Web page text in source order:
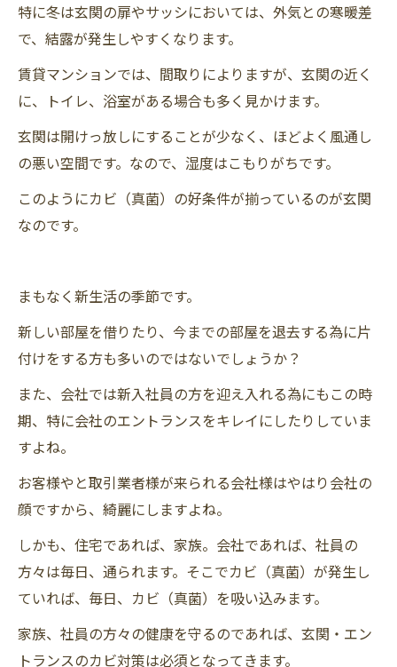
特に冬は玄関の扉やサッシにおいては、外気との寒暖差
で、結露が発生しやすくなります。
賃貸マンションでは、間取りによりますが、玄関の近く
に、トイレ、浴室がある場合も多く見かけます。
玄関は開けっ放しにすることが少なく、ほどよく風通し
の悪い空間です。なので、湿度はこもりがちです。
このようにカビ（真菌）の好条件が揃っているのが玄関
なのです。
まもなく新生活の季節です。
新しい部屋を借りたり、今までの部屋を退去する為に片
付けをする方も多いのではないでしょうか？
また、会社では新入社員の方を迎え入れる為にもこの時
期、特に会社のエントランスをキレイにしたりしていま
すよね。
お客様やと取引業者様が来られる会社様はやはり会社の
顔ですから、綺麗にしますよね。
しかも、住宅であれば、家族。会社であれば、社員の
方々は毎日、通られます。そこでカビ（真菌）が発生し
ていれば、毎日、カビ（真菌）を吸い込みます。
家族、社員の方々の健康を守るのであれば、玄関・エン
トランスのカビ対策は必須となってきます。